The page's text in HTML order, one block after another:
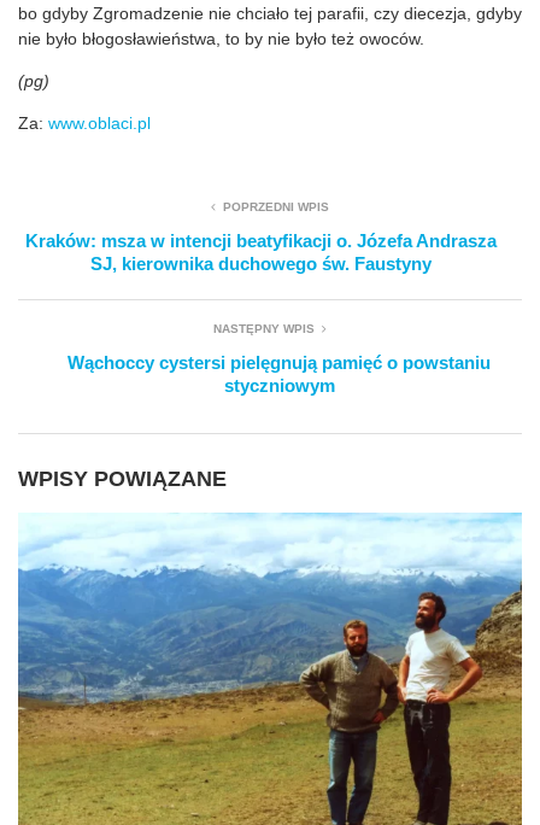
bo gdyby Zgromadzenie nie chciało tej parafii, czy diecezja, gdyby
nie było błogosławieństwa, to by nie było też owoców.
(pg)
Za: www.oblaci.pl
POPRZEDNI WPIS
Kraków: msza w intencji beatyfikacji o. Józefa Andrasza
SJ, kierownika duchowego św. Faustyny
NASTĘPNY WPIS
Wąchoccy cystersi pielęgnują pamięć o powstaniu
styczniowym
WPISY POWIĄZANE